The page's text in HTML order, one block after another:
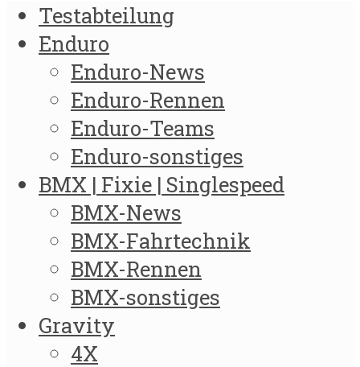
Testabteilung
Enduro
Enduro-News
Enduro-Rennen
Enduro-Teams
Enduro-sonstiges
BMX | Fixie | Singlespeed
BMX-News
BMX-Fahrtechnik
BMX-Rennen
BMX-sonstiges
Gravity
4X